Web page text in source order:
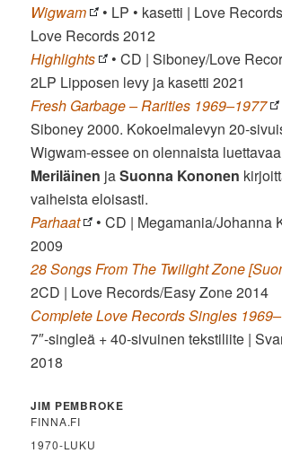
Wigwam
• LP • kasetti | Love
Love Records 2012
Highlights
• CD | Siboney/Love
2LP Lipposen levy ja kasetti 2021
Fresh Garbage – Rarities 1969–1977
Siboney 2000. Kokoelmalevyn 20-
Wigwam-essee on olennaista
Meriläinen jaSuonna Kononen
vaiheista eloisasti.
Parhaat
• CD | Megamania/Johanna
2009
28 Songs From The Twilight Zone
2CD | Love Records/Easy Zone 2014
Complete Love Records Singles
7″-singleä + 40-sivuinen tekstiliite |
2018
JIM PEMBROKE
FINNA.FI
1970-LUKU